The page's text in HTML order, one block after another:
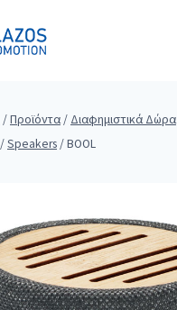
/Προϊόντα / Διαφημιστικά Δώρα
/Speakers /BOOL